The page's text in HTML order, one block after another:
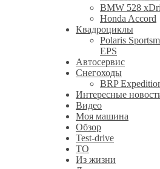
BMW 528
Honda Accord
Квадроциклы
Polaris
EPS
Автосервис
Снегоходы
BRP
Интересные
Видео
Моя машина
Обзор
Test-drive
ТО
Из жизни